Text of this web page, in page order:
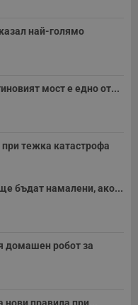
най-голямо
мост е едно от...
тежка катастрофа
бъдат намалени, ако...
домашен робот за